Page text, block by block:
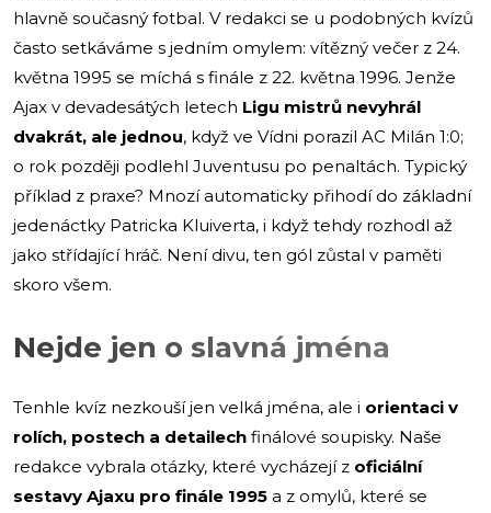
hlavně současný fotbal. V redakci se u podobných kvízů
často setkáváme s jedním omylem: vítězný večer z 24.
května 1995 se míchá s finále z 22. května 1996. Jenže
Ajax v devadesátých letech Ligu mistrů nevyhrál
dvakrát, ale jednou, když ve Vídni porazil AC Milán 1:0;
o rok později podlehl Juventusu po penaltách. Typický
příklad z praxe? Mnozí automaticky přihodí do základní
jedenáctky Patricka Kluiverta, i když tehdy rozhodl až
jako střídající hráč. Není divu, ten gól zůstal v paměti
skoro všem.
Nejde jen o slavná jména
Tenhle kvíz nezkouší jen velká jména, ale i orientaci v
rolích, postech a detailech finálové soupisky. Naše
redakce vybrala otázky, které vycházejí z oficiální
sestavy Ajaxu pro finále 1995 a z omylů, které se